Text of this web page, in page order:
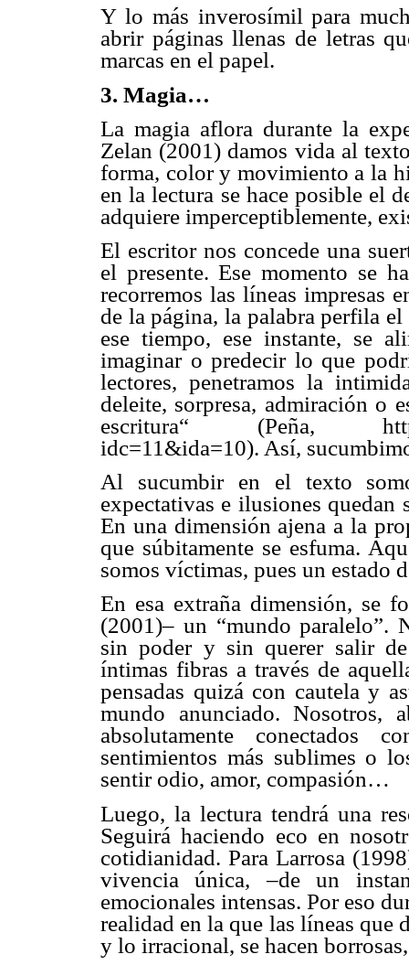
Y lo más inverosímil para
abrir páginas llenas de letras
marcas en el papel.
3. Magia…
La magia aflora durante la
Zelan (2001) damos vida al
forma, color y movimiento a la
en la lectura se hace posible el
adquiere imperceptiblemente,
El escritor nos concede una
el presente. Ese momento se
recorremos las líneas impresas
de la página, la palabra perfila
ese tiempo, ese instante, se
imaginar o predecir lo que
lectores, penetramos la
deleite, sorpresa, admiración o
escritura“ (Peña, http://
idc=11&ida=10). Así,
Al sucumbir en el texto
expectativas e ilusiones
En una dimensión ajena a la
que súbitamente se esfuma.
somos víctimas, pues un estado
En esa extraña dimensión, se
(2001)– un “mundo paralelo”.
sin poder y sin querer salir
íntimas fibras a través de
pensadas quizá con cautela y
mundo anunciado. Nosotros,
absolutamente conectados
sentimientos más sublimes o
sentir odio, amor, compasión…
Luego, la lectura tendrá una
Seguirá haciendo eco en
cotidianidad. Para Larrosa
vivencia única, –de un
emocionales intensas. Por eso
realidad en la que las líneas
y lo irracional, se hacen